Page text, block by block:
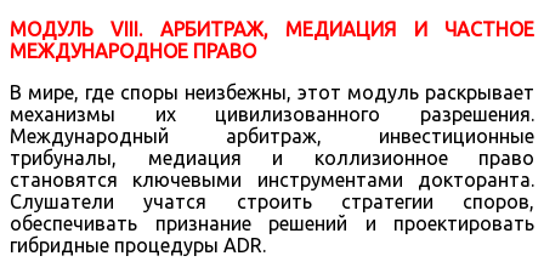
МОДУЛЬ VIII. АРБИТРАЖ, МЕДИАЦИЯ И ЧАСТНОЕ
МЕЖДУНАРОДНОЕ ПРАВО
В мире, где споры неизбежны, этот модуль раскрывает
механизмы их цивилизованного разрешения.
Международный арбитраж, инвестиционные
трибуналы, медиация и коллизионное право
становятся ключевыми инструментами докторанта.
Слушатели учатся строить стратегии споров,
обеспечивать признание решений и проектировать
гибридные процедуры ADR.